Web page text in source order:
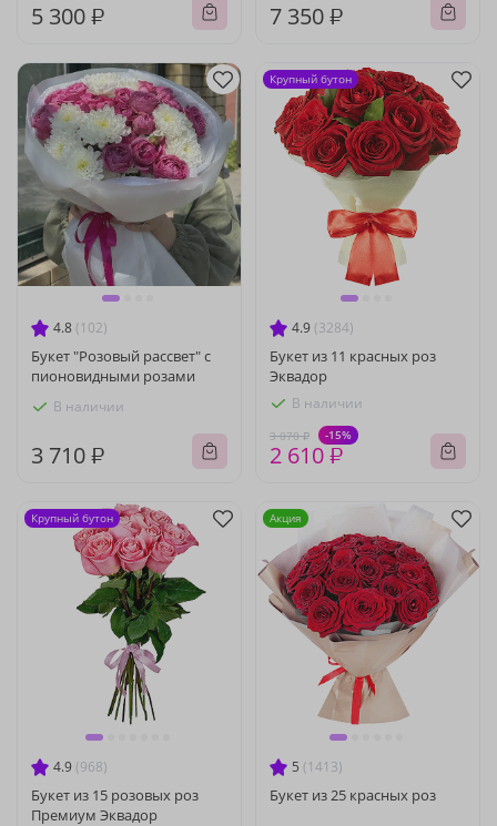
5 300 ₽ 7 350 ₽
4.8 (102)
Букет "Розовый рассвет" с
пионовидными розами
В наличии
3 710 ₽
4.9 (3284)
Букет из 11 красных роз
Эквадор
В наличии
3 070 ₽ -15%
2 610 ₽
Крупный бутон
4.9 (968)
Букет из 15 розовых роз
Премиум Эквадор
Крупный бутон
5 (1413)
Букет из 25 красных роз
Акция